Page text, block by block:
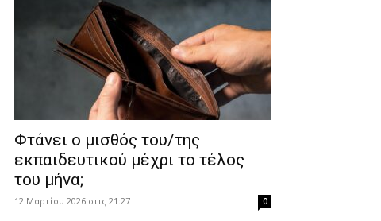
Φτάνει ο μισθός του/της
εκπαιδευτικού μέχρι το τέλος
του μήνα;
12 Μαρτίου 2026 στις 21:27 0